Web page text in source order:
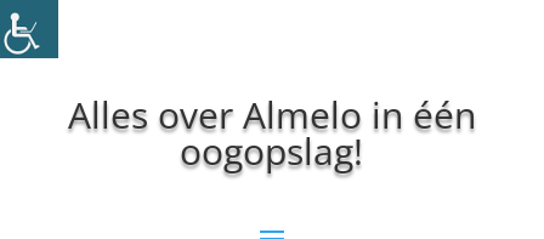
Alles over Almelo in één
oogopslag!